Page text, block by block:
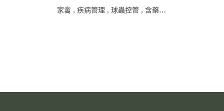
家禽 ,疾病管理 ,球蟲控管 ,含藥飼添